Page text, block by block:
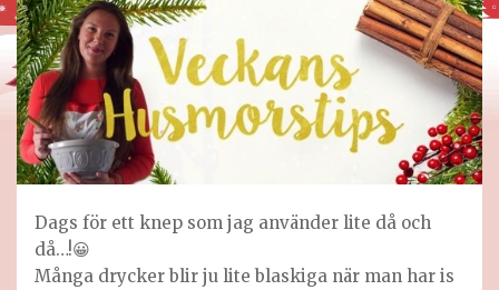
Dags för ett knep som jag använder lite då och
då…!😀
Många drycker blir ju lite blaskiga när man har is